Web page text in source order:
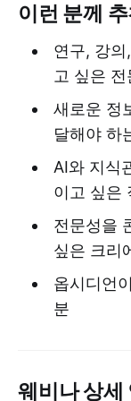
이런 분께
연구, 강
고 싶은 전
새로운 정
달해야 하
AI와 지식
이고 싶은
전문성을
싶은 크리
옵시디언
분
웨비나 상세